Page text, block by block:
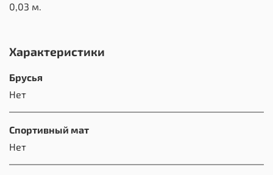
0,03 м.
Характеристики
Брусья
Нет
Спортивный мат
Нет